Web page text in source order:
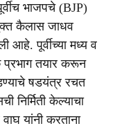
भाजपचे (BJP)
कैलास जाधव
आहे. पूर्वीच्या मध्य व
प्रभाग तयार करून
षडयंत्र रचत
निर्मिती केल्याचा
यांनी करताना